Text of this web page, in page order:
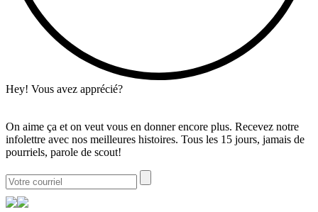
Hey! Vous avez apprécié?
On aime ça et on veut vous en donner encore plus. Recevez notre
infolettre avec nos meilleures histoires. Tous les 15 jours, jamais de
pourriels, parole de scout!